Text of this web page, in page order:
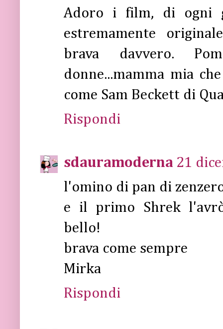
Adoro i film, di ogni
estremamente
brava davvero.
donne...mamma mia
come Sam Beckett di
Rispondi
sdauramoderna 21
l'omino di pan di
e il primo Shrek
bello!
brava come sempre
Mirka
Rispondi